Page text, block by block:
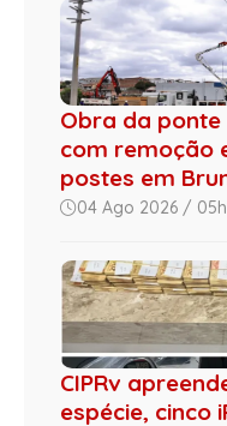
Obra da ponte
com remoção
postes em
04 Ago 2026 /
CIPRv
espécie, cinco